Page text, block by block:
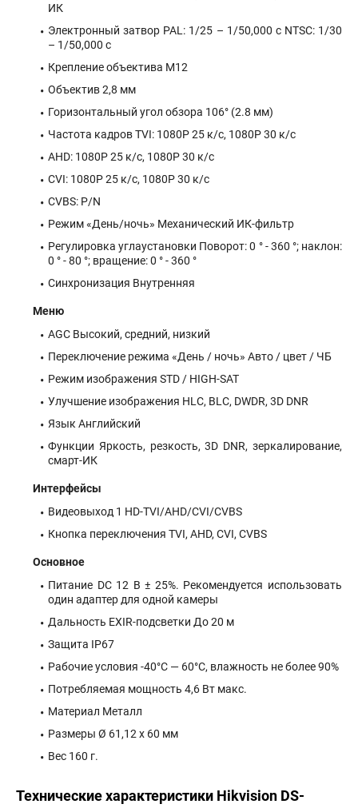
ИК
Электронный затвор PAL: 1/25 – 1/50,000 с NTSC: 1/30
– 1/50,000 с
Крепление объектива М12
Объектив 2,8 мм
Горизонтальный угол обзора 106° (2.8 мм)
Частота кадров TVI: 1080P 25 к/с, 1080P 30 к/с
AHD: 1080P 25 к/с, 1080P 30 к/с
CVI: 1080P 25 к/с, 1080P 30 к/с
CVBS: P/N
Режим «День/ночь» Механический ИК-фильтр
Регулировка углаустановки Поворот: 0 ° - 360 °; наклон:
0 ° - 80 °; вращение: 0 ° - 360 °
Синхронизация Внутренняя
Меню
AGC Высокий, средний, низкий
Переключение режима «День / ночь» Авто / цвет / ЧБ
Режим изображения STD / HIGH-SAT
Улучшение изображения HLC, BLC, DWDR, 3D DNR
Язык Английский
Функции Яркость, резкость, 3D DNR, зеркалирование,
смарт-ИК
Интерфейсы
Видеовыход 1 HD-TVI/AHD/CVI/CVBS
Кнопка переключения TVI, AHD, CVI, CVBS
Основное
Питание DC 12 В ± 25%. Рекомендуется использовать
один адаптер для одной камеры
Дальность EXIR-подсветки До 20 м
Защита IP67
Рабочие условия -40°С — 60°С, влажность не более 90%
Потребляемая мощность 4,6 Вт макс.
Материал Металл
Размеры Ø 61,12 х 60 мм
Вес 160 г.
Технические характеристики Hikvision DS-